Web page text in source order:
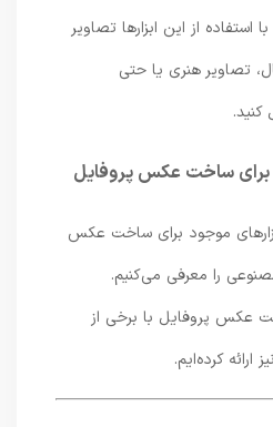
از این ابزارها تصاویر
هنری یا حتی
ساخت عکس پروفایل
موجود برای ساخت عکس
را معرفی می‌کنیم.
با برخی از